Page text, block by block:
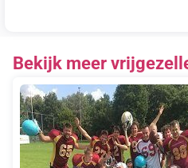
Bekijk meer